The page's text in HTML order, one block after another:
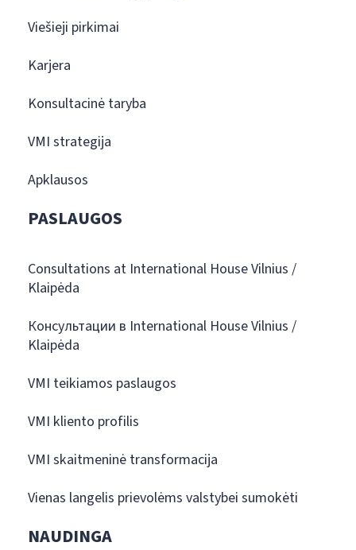
Viešieji pirkimai
Karjera
Konsultacinė taryba
VMI strategija
Apklausos
PASLAUGOS
Consultations at International House Vilnius /
Klaipėda
Консультации в International House Vilnius /
Klaipėda
VMI teikiamos paslaugos
VMI kliento profilis
VMI skaitmeninė transformacija
Vienas langelis prievolėms valstybei sumokėti
NAUDINGA